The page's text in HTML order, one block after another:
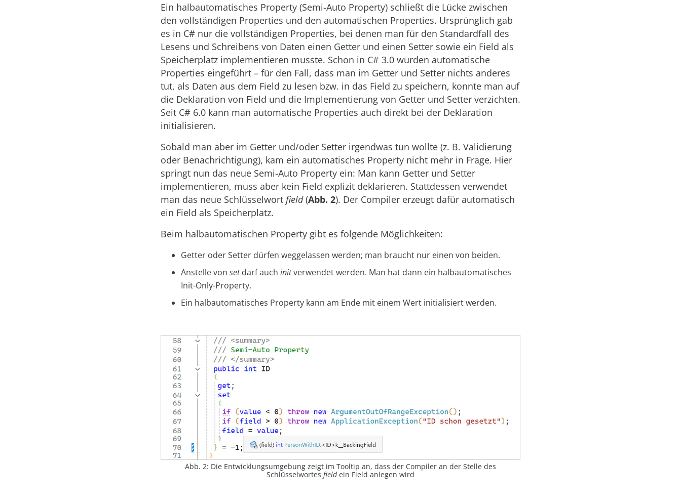
Ein halbautomatisches Property (Semi-Auto Property) schließt die Lücke zwischen
den vollständigen Properties und den automatischen Properties. Ursprünglich gab
es in C# nur die vollständigen Properties, bei denen man für den Standardfall des
Lesens und Schreibens von Daten einen Getter und einen Setter sowie ein Field als
Speicherplatz implementieren musste. Schon in C# 3.0 wurden automatische
Properties eingeführt – für den Fall, dass man im Getter und Setter nichts anderes
tut, als Daten aus dem Field zu lesen bzw. in das Field zu speichern, konnte man auf
die Deklaration von Field und die Implementierung von Getter und Setter verzichten.
Seit C# 6.0 kann man automatische Properties auch direkt bei der Deklaration
initialisieren.
Sobald man aber im Getter und/oder Setter irgendwas tun wollte (z. B. Validierung
oder Benachrichtigung), kam ein automatisches Property nicht mehr in Frage. Hier
springt nun das neue Semi-Auto Property ein: Man kann Getter und Setter
implementieren, muss aber kein Field explizit deklarieren. Stattdessen verwendet
man das neue Schlüsselwort field(Abb. 2). Der Compiler erzeugt dafür automatisch
ein Field als Speicherplatz.
Beim halbautomatischen Property gibt es folgende Möglichkeiten:
Getter oder Setter dürfen weggelassen werden; man braucht nur einen von beiden.
Anstelle von setdarf auch initverwendet werden. Man hat dann ein halbautomatisches
Init-Only-Property.
Ein halbautomatisches Property kann am Ende mit einem Wert initialisiert werden.
Abb. 2: Die Entwicklungsumgebung zeigt im Tooltip an, dass der Compiler an der Stelle des
Schlüsselwortes fieldein Field anlegen wird